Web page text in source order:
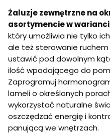
Żaluzje zewnętrzne na
asortymencie w
który umożliwia nie tylko
ale też sterowanie
ustawić pod dowolnym
ilość wpadającego do
Zaprogramuj
lameli o określonych
wykorzystać naturalne
oszczędzać energię i
panującą we wnętrzach.